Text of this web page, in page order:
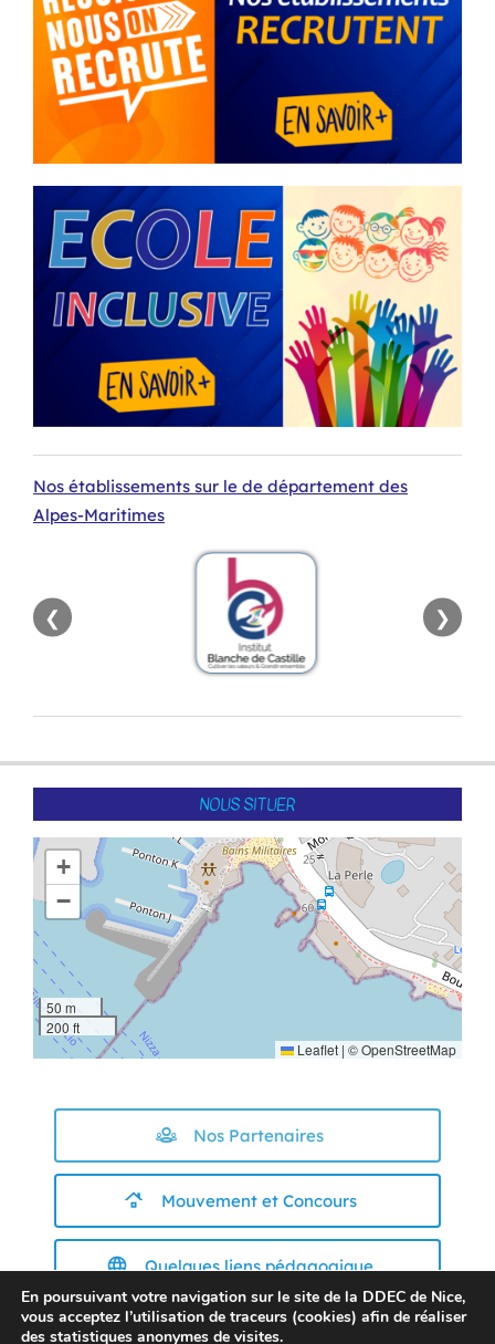
Nos établissements sur le de département des
Alpes-Maritimes
❮ ❯
NOUS SITUER
+
−
50 m
200 ft
Leaflet | ©OpenStreetMap
Nos Partenaires
Mouvement et Concours
Quelques liens pédagogique
Espace reservé
En poursuivant votre navigation sur le site de la DDEC de Nice,
vous acceptez l’utilisation de traceurs (cookies) afin de réaliser
des statistiques anonymes de visites.